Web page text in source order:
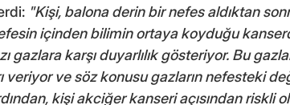
"Kişi, balona derin bir nefes aldıktan
içinden bilimin ortaya koyduğu
gazlara karşı duyarlılık gösteriyor. Bu
veriyor ve söz konusu gazların nefesteki
kişi akciğer kanseri açısından riskli